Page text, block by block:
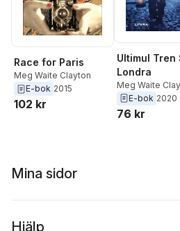
Race for Paris
Meg Waite Clayton
E-bok 2015
102 kr
Ultimul Tren
Londra
Meg Waite
E-bok 2020
76 kr
Mina sidor
Hjälp